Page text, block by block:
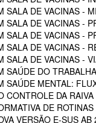
SALA DE VACINAS -
SALA DE VACINAS -
SALA DE VACINAS -
SALA DE VACINAS -
SALA DE VACINAS -
SAÚDE DO
SAÚDE MENTAL:
CONTROLE DA
DE
VERSÃO E-SUS AB